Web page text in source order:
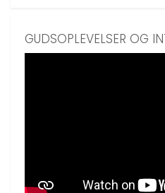
GUDSOPLEVELSER OG